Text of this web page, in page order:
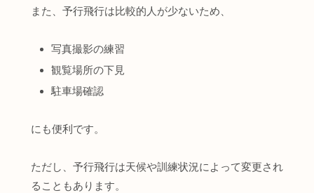
また、予行飛行は比較的人が少ないため、
写真撮影の練習
観覧場所の下見
駐車場確認
にも便利です。
ただし、予行飛行は天候や訓練状況によって変更され
ることもあります。